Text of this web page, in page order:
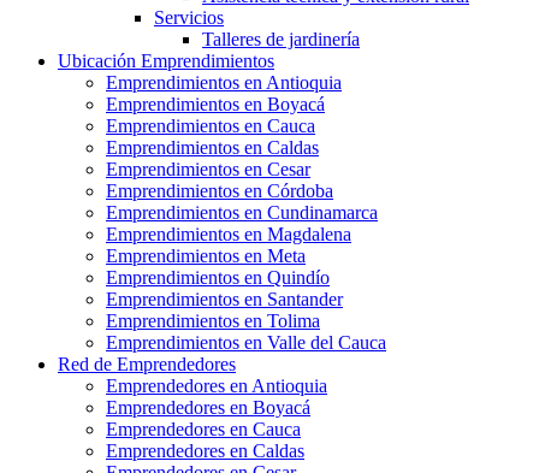
Servicios
Talleres de jardinería
Ubicación Emprendimientos
Emprendimientos en Antioquia
Emprendimientos en Boyacá
Emprendimientos en Cauca
Emprendimientos en Caldas
Emprendimientos en Cesar
Emprendimientos en Córdoba
Emprendimientos en Cundinamarca
Emprendimientos en Magdalena
Emprendimientos en Meta
Emprendimientos en Quindío
Emprendimientos en Santander
Emprendimientos en Tolima
Emprendimientos en Valle del Cauca
Red de Emprendedores
Emprendedores en Antioquia
Emprendedores en Boyacá
Emprendedores en Cauca
Emprendedores en Caldas